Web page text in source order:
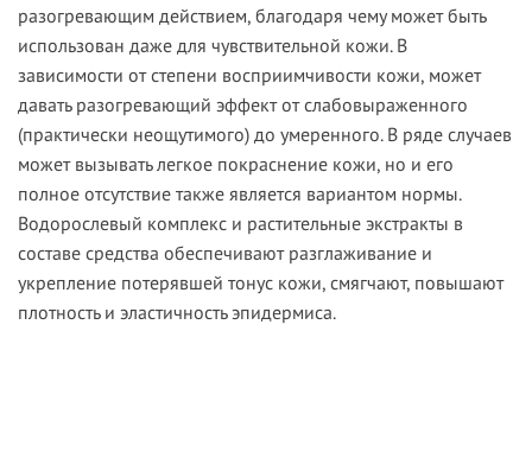
разогревающим действием, благодаря чему может быть
использован даже для чувствительной кожи. В
зависимости от степени восприимчивости кожи, может
давать разогревающий эффект от слабовыраженного
(практически неощутимого) до умеренного. В ряде случаев
может вызывать легкое покраснение кожи, но и его
полное отсутствие также является вариантом нормы.
Водорослевый комплекс и растительные экстракты в
составе средства обеспечивают разглаживание и
укрепление потерявшей тонус кожи, смягчают, повышают
плотность и эластичность эпидермиса.